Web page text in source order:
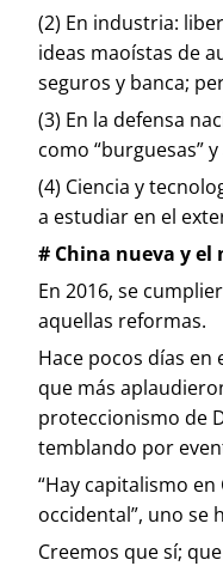
(2) En industria:
ideas maoístas de
seguros y banca;
(3) En la defensa
como “burguesas”
(4) Ciencia y
a estudiar en el
# China nueva y el
En 2016, se
aquellas reformas.
Hace pocos días
que más
proteccionismo de
temblando por
“Hay capitalismo
occidental”, uno se
Creemos que sí;